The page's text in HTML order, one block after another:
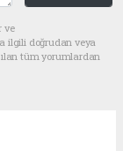
ve
ilgili doğrudan veya
tüm yorumlardan